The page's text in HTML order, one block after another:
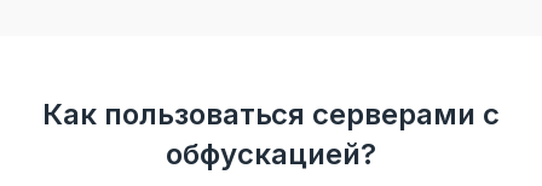
Как пользоваться серверами с
обфускацией?